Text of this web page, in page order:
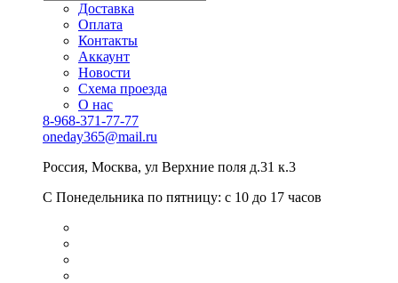
Доставка
Оплата
Контакты
Аккаунт
Новости
Схема проезда
О нас
8-968-371-77-77
oneday365@mail.ru
Россия, Москва, ул Верхние поля д.31 к.3
С Понедельника по пятницу: с 10 до 17 часов